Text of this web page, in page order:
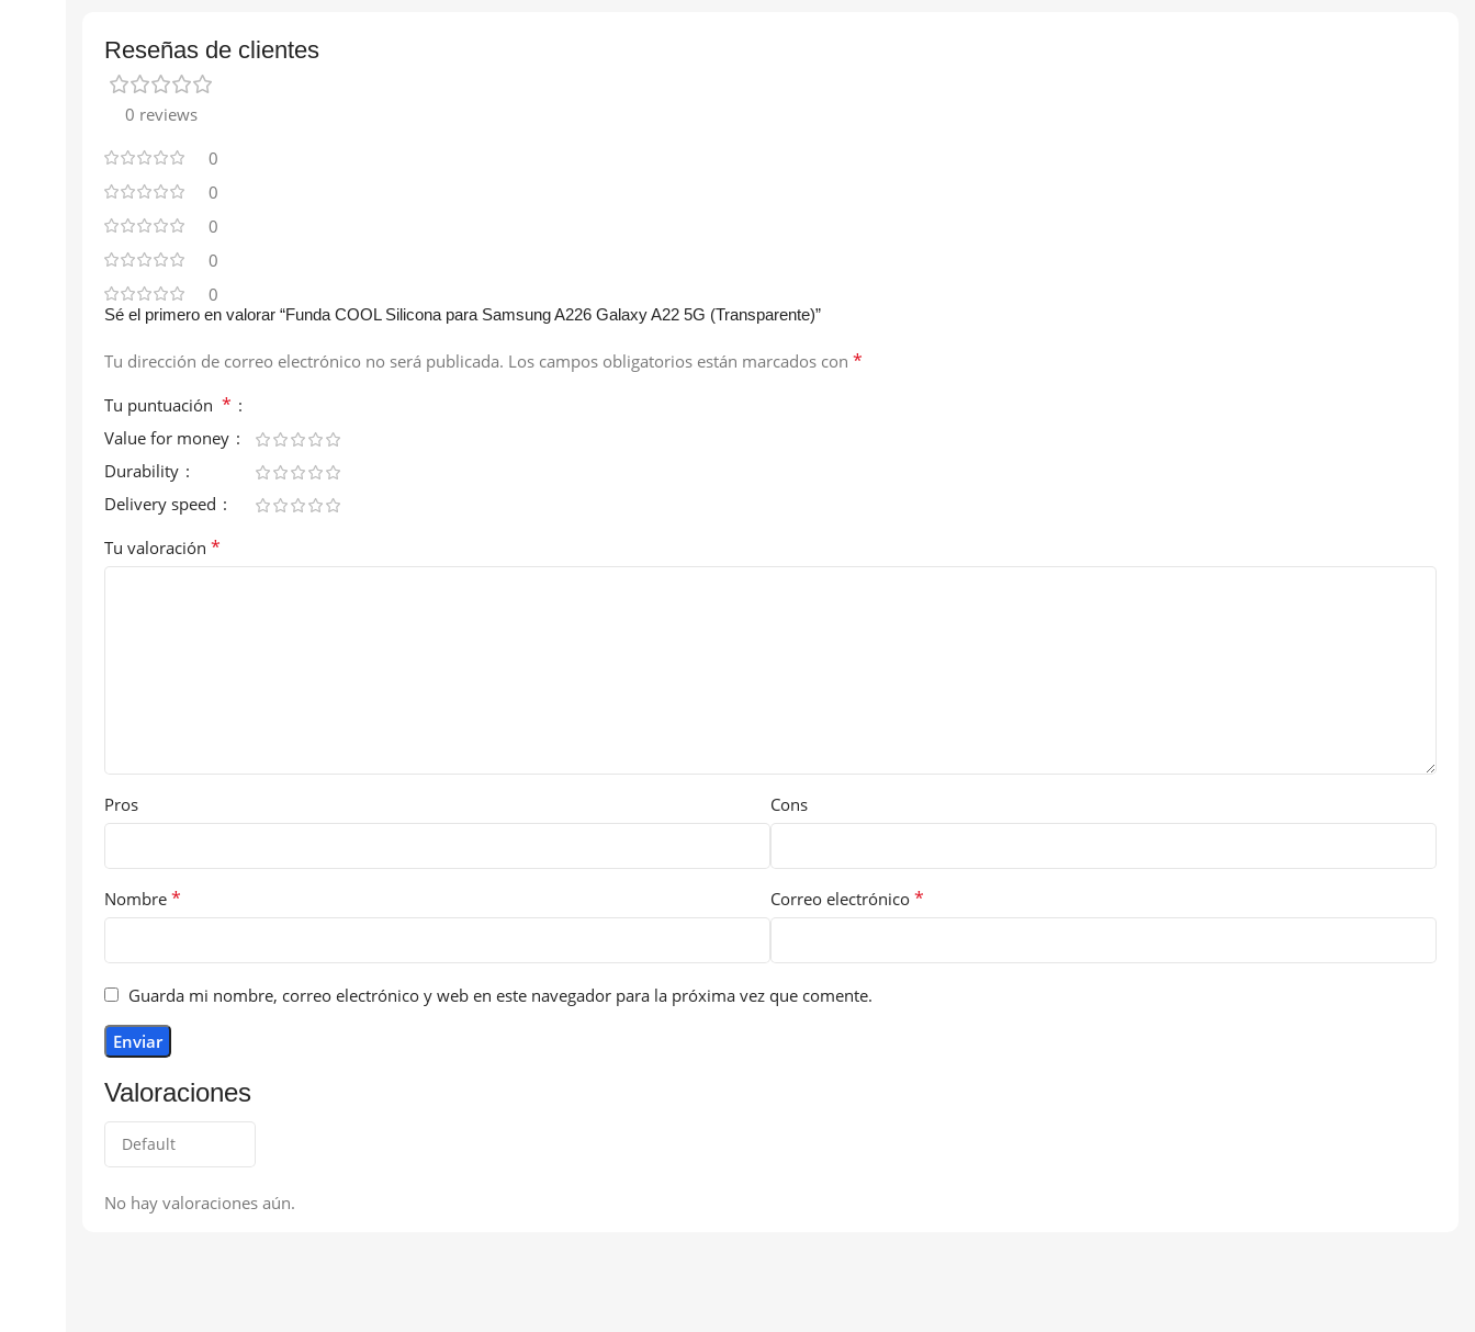
Reseñas de clientes
0 reviews
0
0
0
0
0
Valoraciones
No hay valoraciones aún.
Sé el primero en valorar “Funda COOL Silicona para Samsung A226 Galaxy A22 5G (Transparente)”
Tu dirección de correo electrónico no será publicada. Los campos obligatorios están marcados con *
Tu puntuación *
Value for money
Durability
Delivery speed
Tu valoración *
Pros Cons
Nombre * Correo electrónico *
Guarda mi nombre, correo electrónico y web en este navegador para la próxima vez que comente.